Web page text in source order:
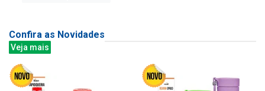
Confira as Novidades
Veja mais